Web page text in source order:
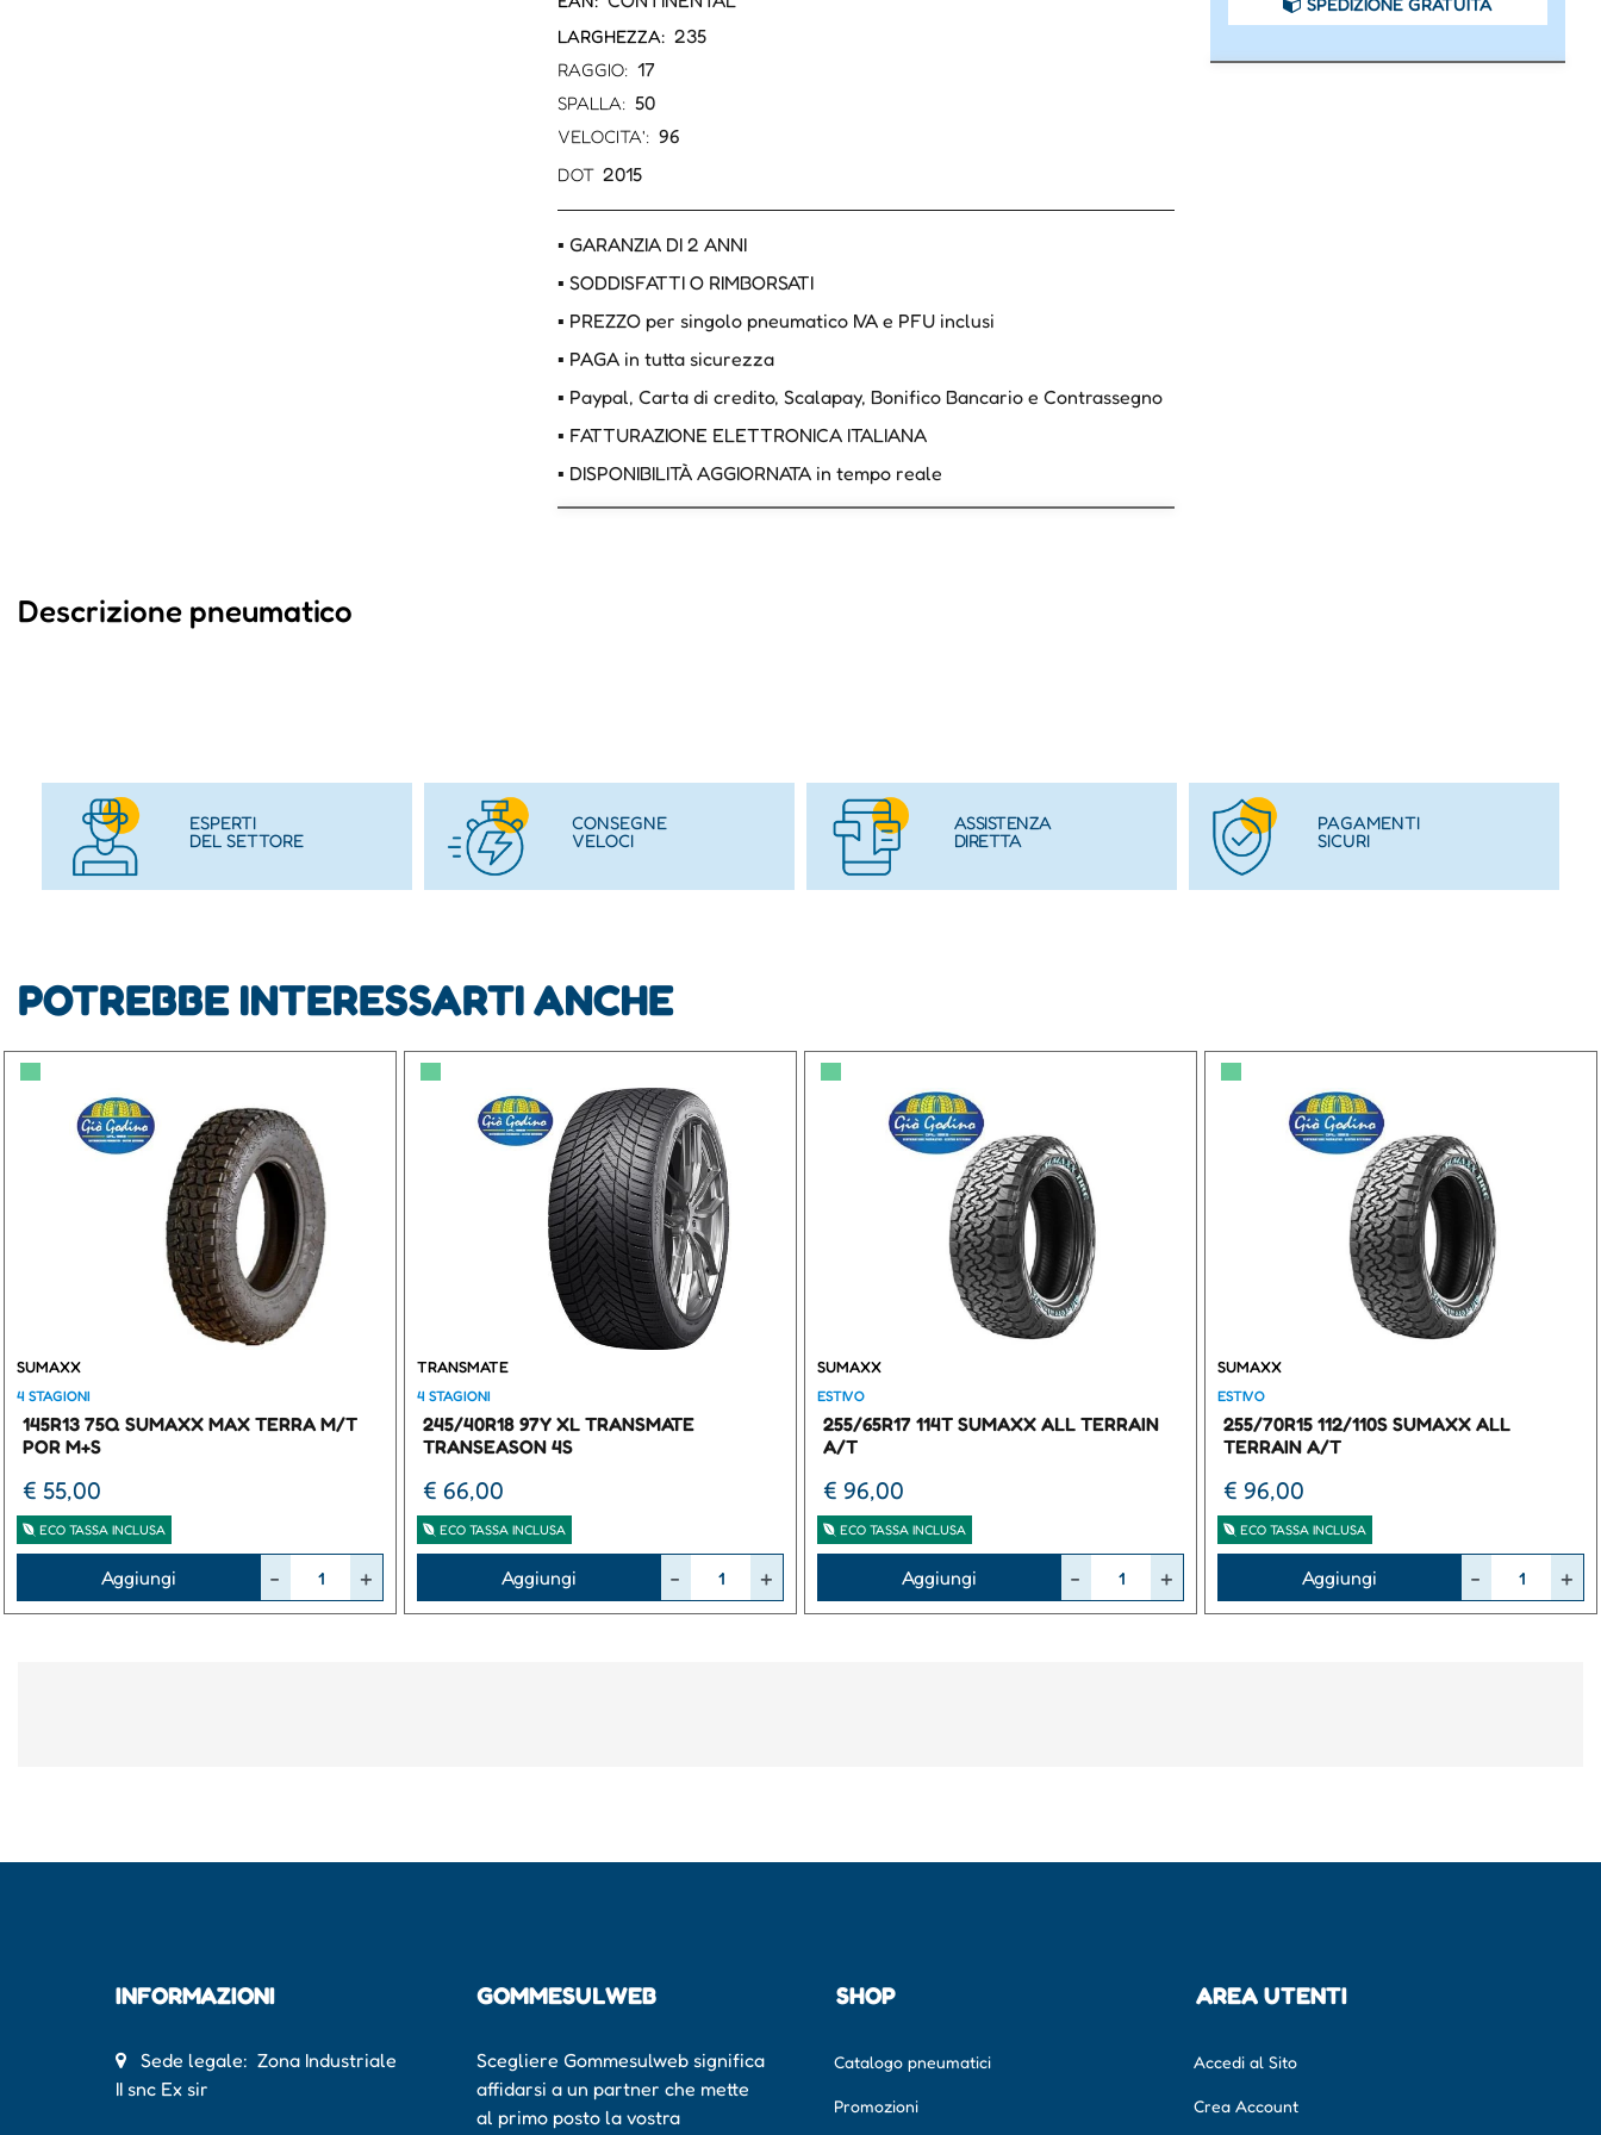
LARGHEZZA: 235
RAGGIO: 17
SPALLA: 50
VELOCITA': 96
DOT 2015
▪ GARANZIA DI 2 ANNI
▪ SODDISFATTI O RIMBORSATI
▪ PREZZO per singolo pneumatico IVA e PFU inclusi
▪ PAGA in tutta sicurezza
▪ Paypal, Carta di credito, Scalapay, Bonifico Bancario e Contrassegno
▪ FATTURAZIONE ELETTRONICA ITALIANA
▪ DISPONIBILITÀ AGGIORNATA in tempo reale
SPEDIZIONE GRATUITA
Descrizione pneumatico
ESPERTI
DEL SETTORE
CONSEGNE
VELOCI
ASSISTENZA
DIRETTA
PAGAMENTI
SICURI
POTREBBE INTERESSARTI ANCHE
▀
SUMAXX
4 STAGIONI
145R13 75Q SUMAXX MAX TERRA M/T
POR M+S
€ 55,00
ECO TASSA INCLUSA
Aggiungi
▀
TRANSMATE
4 STAGIONI
245/40R18 97Y XL TRANSMATE
TRANSEASON 4S
€ 66,00
ECO TASSA INCLUSA
Aggiungi
▀
SUMAXX
ESTIVO
255/65R17 114T SUMAXX ALL TERRAIN
A/T
€ 96,00
ECO TASSA INCLUSA
Aggiungi
▀
SUMAXX
ESTIVO
255/70R15 112/110S SUMAXX ALL
TERRAIN A/T
€ 96,00
ECO TASSA INCLUSA
Aggiungi
INFORMAZIONI
Sede legale: Zona Industriale
II snc Ex sir
GOMMESULWEB
Scegliere Gommesulweb significa
affidarsi a un partner che mette
al primo posto la vostra
SHOP
Catalogo pneumatici
Promozioni
AREA UTENTI
Accedi al Sito
Crea Account